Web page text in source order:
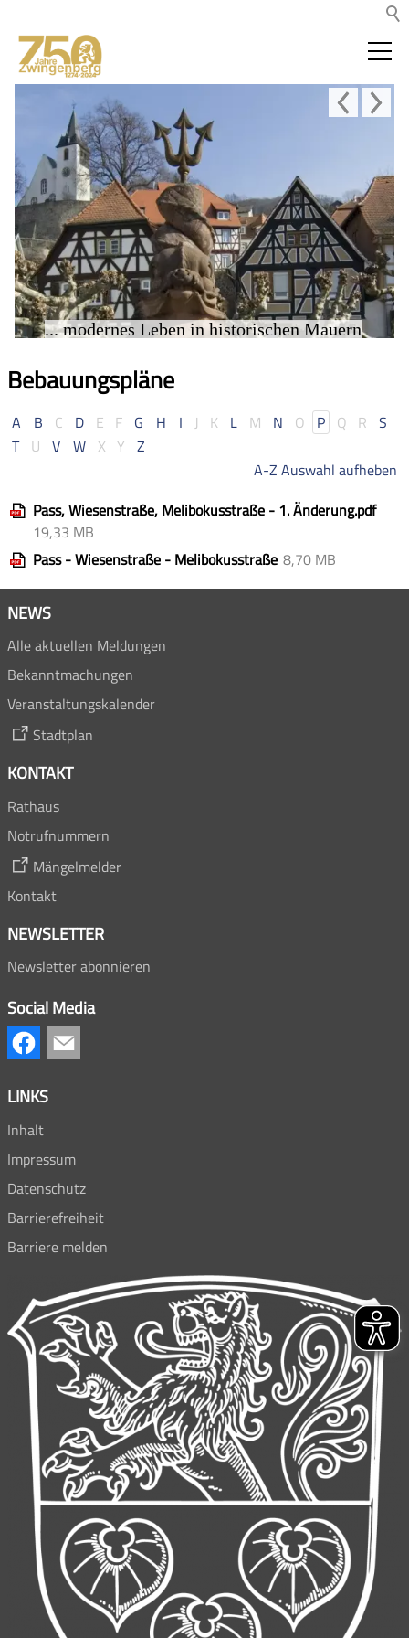
... modernes Leben in historischen Mauern
Bebauungspläne
A B C D E F G H I J K L M N O P Q R S
T U V W X Y Z
A-Z Auswahl aufheben
Pass, Wiesenstraße, Melibokusstraße - 1. Änderung.pdf
19,33 MB
Pass - Wiesenstraße - Melibokusstraße 8,70 MB
NEWS
Alle aktuellen Meldungen
Bekanntmachungen
Veranstaltungskalender
Stadtplan
KONTAKT
Rathaus
Notrufnummern
Mängelmelder
Kontakt
NEWSLETTER
Newsletter abonnieren
Social Media
LINKS
Inhalt
Impressum
Datenschutz
Barrierefreiheit
Barriere melden